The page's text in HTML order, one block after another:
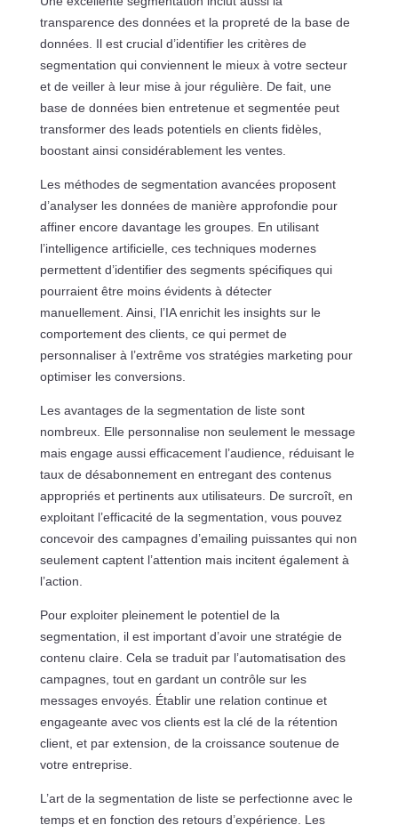
transparence des données et la propreté de la base de
données. Il est crucial d’identifier les critères de
segmentation qui conviennent le mieux à votre secteur
et de veiller à leur mise à jour régulière. De fait, une
base de données bien entretenue et segmentée peut
transformer des leads potentiels en clients fidèles,
boostant ainsi considérablement les ventes.
Les méthodes de segmentation avancées proposent
d’analyser les données de manière approfondie pour
affiner encore davantage les groupes. En utilisant
l’intelligence artificielle, ces techniques modernes
permettent d’identifier des segments spécifiques qui
pourraient être moins évidents à détecter
manuellement. Ainsi, l’IA enrichit les insights sur le
comportement des clients, ce qui permet de
personnaliser à l’extrême vos stratégies marketing pour
optimiser les conversions.
Les avantages de la segmentation de liste sont
nombreux. Elle personnalise non seulement le message
mais engage aussi efficacement l’audience, réduisant le
taux de désabonnement en entregant des contenus
appropriés et pertinents aux utilisateurs. De surcroît, en
exploitant l’efficacité de la segmentation, vous pouvez
concevoir des campagnes d’emailing puissantes qui non
seulement captent l’attention mais incitent également à
l’action.
Pour exploiter pleinement le potentiel de la
segmentation, il est important d’avoir une stratégie de
contenu claire. Cela se traduit par l’automatisation des
campagnes, tout en gardant un contrôle sur les
messages envoyés. Établir une relation continue et
engageante avec vos clients est la clé de la rétention
client, et par extension, de la croissance soutenue de
votre entreprise.
L’art de la segmentation de liste se perfectionne avec le
temps et en fonction des retours d’expérience. Les